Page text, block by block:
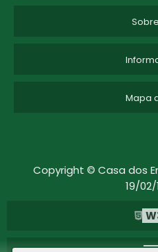
Mapa
Copyright © Casa dos
19/02/